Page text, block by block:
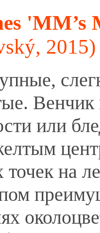
'MM’s
2015)
Венчик
или
на